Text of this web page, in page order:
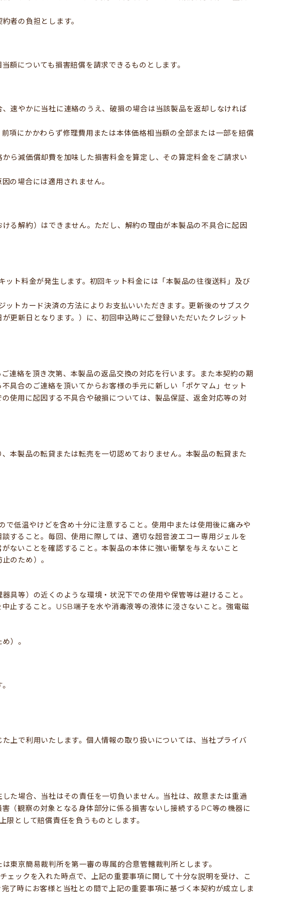
者の負担とします。
額についても損害賠償を請求できるものとします。
速やかに当社に連絡のうえ、破損の場合は当該製品を返却しなければ
項にかかわらず修理費用または本体価格相当額の全部または一部を賠償
ら減価償却費を加味した損害料金を算定し、その算定料金をご請求い
の場合には適用されません。
る解約）はできません。ただし、解約の理由が本製品の不具合に起因
ト料金が発生します。初回キット料金には「本製品の往復送料」及び
トカード決済の方法によりお支払いいただきます。更新後のサブスク
更新日となります。）に、初回申込時にご登録いただいたクレジット
連絡を頂き次第、本製品の返品交換の対応を行います。また本契約の期
具合のご連絡を頂いてからお客様の手元に新しい「ポケマム」セット
使用に起因する不具合や破損については、製品保証、返金対応等の対
本製品の転貸または転売を一切認めておりません。本製品の転貸また
低温やけどを含め十分に注意すること。使用中または使用後に痛みや
すること。毎回、使用に際しては、適切な超音波エコー専用ジェルを
ないことを確認すること。本製品の本体に強い衝撃を与えないこと
のため）。
具等）の近くのような環境・状況下での使用や保管等は避けること。
止すること。USB端子を水や消毒液等の液体に浸さないこと。強電磁
）。
上で利用いたします。個人情報の取り扱いについては、当社プライバ
た場合、当社はその責任を一切負いません。当社は、故意または重過
（観察の対象となる身体部分に係る損害ないし接続するPC等の機器に
として賠償責任を負うものとします。
東京簡易裁判所を第一審の専属的合意管轄裁判所とします。
ックを入れた時点で、上記の重要事項に関して十分な説明を受け、こ
了時にお客様と当社との間で上記の重要事項に基づく本契約が成立しま